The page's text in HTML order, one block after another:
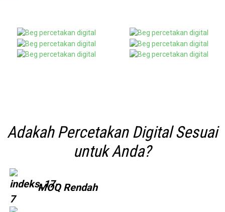
Adakah Percetakan Digital Sesuai
untuk Anda?
MOQ Rendah